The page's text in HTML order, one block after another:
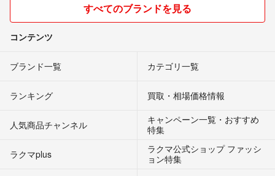
すべてのブランドを見る
コンテンツ
ブランド一覧 カテゴリ一覧
ランキング 買取・相場価格情報
人気商品チャンネル
キャンペーン一覧・おすすめ
特集
ラクマplus
ラクマ公式ショップ ファッシ
ョン特集